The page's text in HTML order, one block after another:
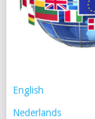
English
Nederlands